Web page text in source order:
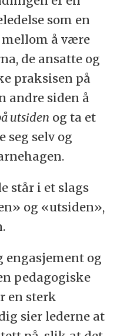
som en
å være
de ansatte og
praksisen på
andre siden å
utsiden og ta et
seg selv og
står i et slags
og «utsiden»,
engasjement og
pedagogiske
en sterk
sier lederne at